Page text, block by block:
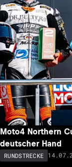
Moto4 Northern
deutscher Hand
RUNDSTRECKE